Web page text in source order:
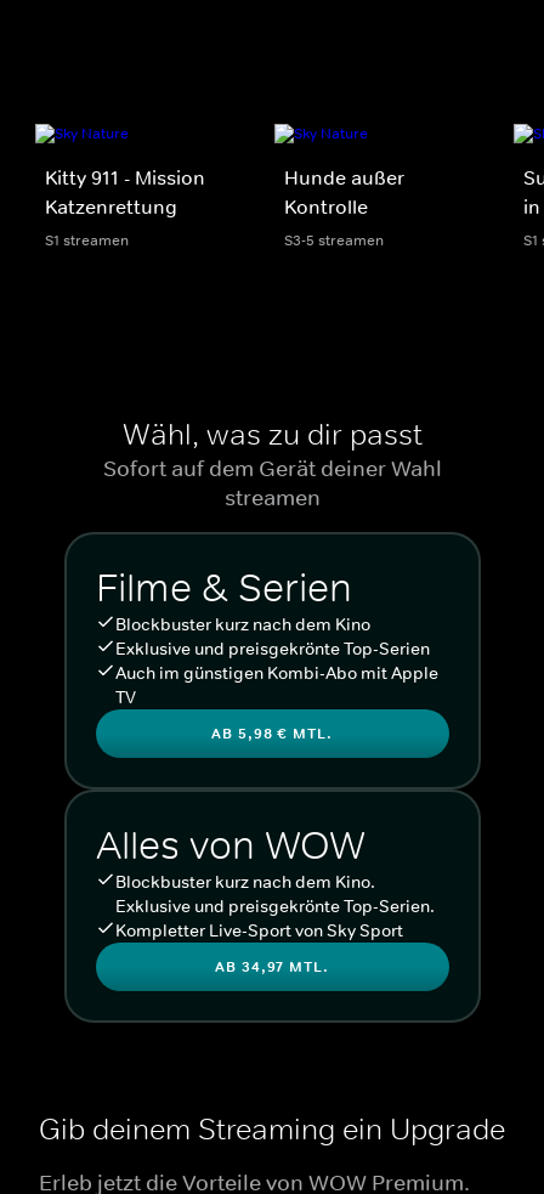
Kitty 911 - Mission
Katzenrettung
S1 streamen
Hunde außer
Kontrolle
S3-5 streamen
Wähl, was zu dir passt
Sofort auf dem Gerät deiner Wahl
streamen
Filme & Serien
Blockbuster kurz nach dem Kino
Exklusive und preisgekrönte Top-Serien
Auch im günstigen Kombi-Abo mit Apple
TV
AB 5,98 € MTL.
Alles von WOW
Blockbuster kurz nach dem Kino.
Exklusive und preisgekrönte Top-Serien.
Kompletter Live-Sport von Sky Sport
AB 34,97 MTL.
Gib deinem Streaming ein Upgrade
Erleb jetzt die Vorteile von WOW Premium.